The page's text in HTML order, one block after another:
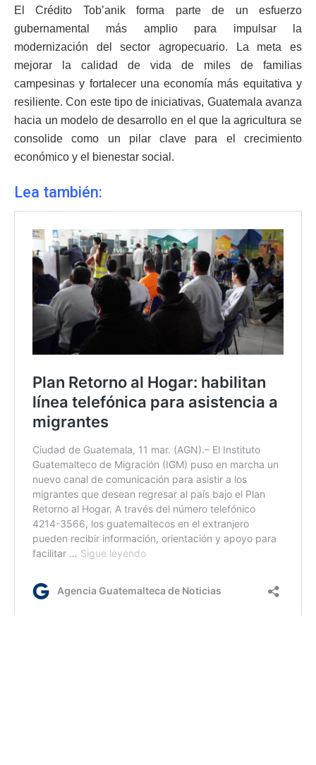
El Crédito Tob’anik forma parte de un esfuerzo
gubernamental más amplio para impulsar la
modernización del sector agropecuario. La meta es
mejorar la calidad de vida de miles de familias
campesinas y fortalecer una economía más equitativa y
resiliente. Con este tipo de iniciativas, Guatemala avanza
hacia un modelo de desarrollo en el que la agricultura se
consolide como un pilar clave para el crecimiento
económico y el bienestar social.
Lea también: